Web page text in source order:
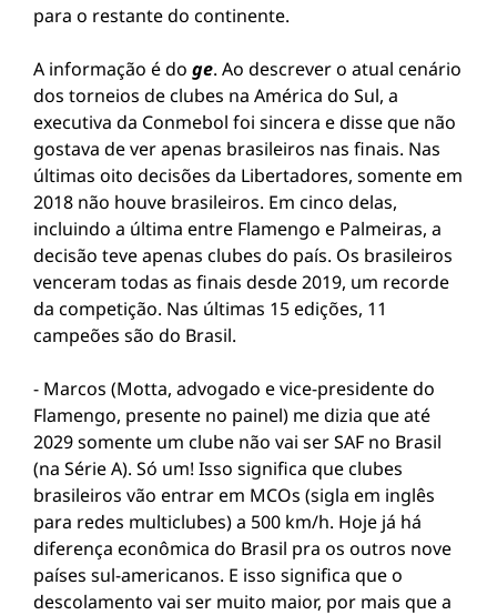
para o restante do continente.
A informação é do ge. Ao descrever o atual cenário
dos torneios de clubes na América do Sul, a
executiva da Conmebol foi sincera e disse que não
gostava de ver apenas brasileiros nas finais. Nas
últimas oito decisões da Libertadores, somente em
2018 não houve brasileiros. Em cinco delas,
incluindo a última entre Flamengo e Palmeiras, a
decisão teve apenas clubes do país. Os brasileiros
venceram todas as finais desde 2019, um recorde
da competição. Nas últimas 15 edições, 11
campeões são do Brasil.
- Marcos (Motta, advogado e vice-presidente do
Flamengo, presente no painel) me dizia que até
2029 somente um clube não vai ser SAF no Brasil
(na Série A). Só um! Isso significa que clubes
brasileiros vão entrar em MCOs (sigla em inglês
para redes multiclubes) a 500 km/h. Hoje já há
diferença econômica do Brasil pra os outros nove
países sul-americanos. E isso significa que o
descolamento vai ser muito maior, por mais que a